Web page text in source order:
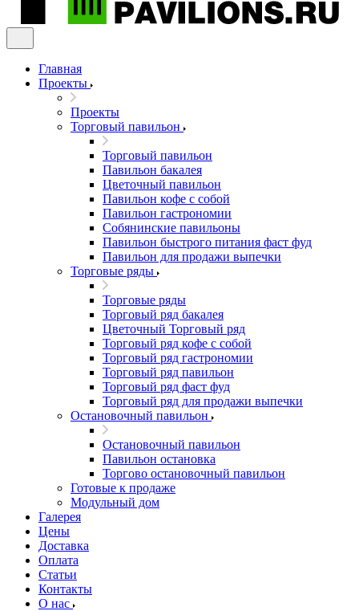
Главная
Проекты
Проекты
Торговый павильон
Торговый павильон
Павильон бакалея
Цветочный павильон
Павильон кофе с собой
Павильон гастрономии
Собянинские павильоны
Павильон быстрого питания фаст фуд
Павильон для продажи выпечки
Торговые ряды
Торговые ряды
Торговый ряд бакалея
Цветочный Торговый ряд
Торговый ряд кофе с собой
Торговый ряд гастрономии
Торговый ряд павильон
Торговый ряд фаст фуд
Торговый ряд для продажи выпечки
Остановочный павильон
Остановочный павильон
Павильон остановка
Торгово остановочный павильон
Готовые к продаже
Модульный дом
Галерея
Цены
Доставка
Оплата
Статьи
Контакты
О нас